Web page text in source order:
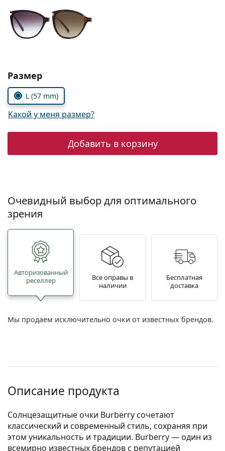
Prada
Выбрать параметры:
Размер
L (57 mm)
Какой у меня размер?
Добавить в корзину
Очевидный выбор для оптимального
зрения
Авторизованный
реселлер
Все оправы в
наличии
Бесплатная
доставка
Мы продаем исключительно очки от известных брендов.
Описание продукта
Солнцезащитные очки Burberry сочетают
классический и современный стиль, сохраняя при
этом уникальность и традиции. Burberry — один из
всемирно известных брендов с репутацией